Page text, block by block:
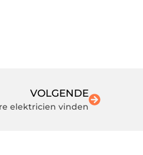
VOLGENDE
elektricien vinden